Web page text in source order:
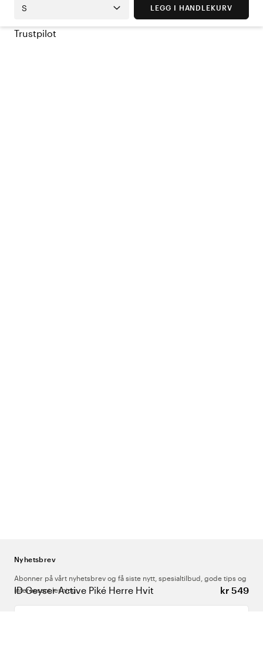
ID Geyser Active Piké Herre Hvit kr 549
S LEGG I HANDLEKURV
Trustpilot
Nyhetsbrev
Abonner på vårt nyhetsbrev og få siste nytt, spesialtilbud, gode tips og
interessant lesning.
Skriv inn din e-postadresse